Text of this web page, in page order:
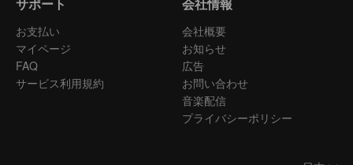
お支払い
マイページ
FAQ
サービス利用規約
会社概要
お知らせ
広告
お問い合わせ
音楽配信
プライバシーポリシー